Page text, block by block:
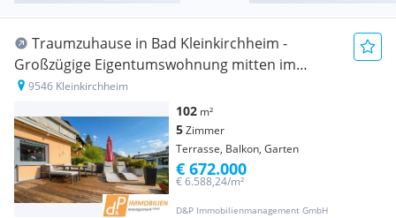
Traumzuhause in Bad Kleinkirchheim -
Großzügige Eigentumswohnung mitten im
Thermenparadies
9546 Kleinkirchheim
102 m²
5Zimmer
Terrasse, Balkon, Garten
D&P Immobilienmanagement GmbH
€ 6.588,24/m²
€ 672.000